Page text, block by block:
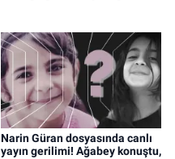
Narin Güran dosyasında canlı
yayın gerilimi! Ağabey konuştu,